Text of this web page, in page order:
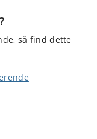
så find dette